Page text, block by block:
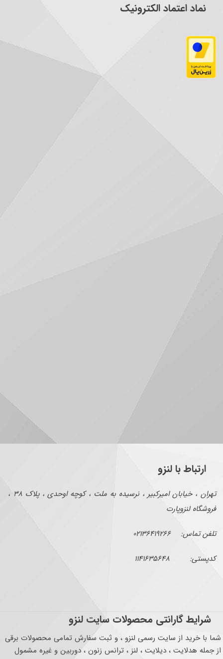
نماد اعتماد الکترونیک
ارتباط با لنزو
تهران ، خیابان امیرکبیر ، نرسیده به ملت ، کوچه اوحدی ، پلاک ۳۸ ،
فروشگاه لنزوپارت
تلفن تماس: ۰۲۱۳۶۴۱۹۲۶۶
کدپستی: ۱۱۴۱۶۳۵۶۴۸
شرایط گارانتی محصولات سایت لنزو
شما با خرید از سایت رسمی لنزو ، و ثبت سفارش تمامی محصولات برقی
از جمله هدلایت ، دیلایت ، لنز ، ترانس زنون ، دوربین و غیره مشمول